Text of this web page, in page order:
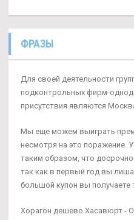
ФРАЗЫ
Для своей деятельности
подконтрольных фирм-
присутствия являются
Мы еще можем выиграть
несмотря на это поражение.
таким образом, что
так как в первый год вы
большой купон вы получаете
Хорагон дешево Хасавюрт -